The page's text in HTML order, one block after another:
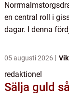
en central roll i
dagar. I denna
”Clark Olofss...
05 augusti 2026
redaktionel
Sälja guld så får du ut mest av